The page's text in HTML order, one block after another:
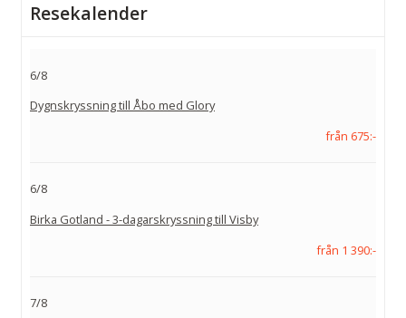
Resekalender
6/8
Dygnskryssning till Åbo med Glory
från 675:-
6/8
Birka Gotland - 3-dagarskryssning till Visby
från 1 390:-
7/8